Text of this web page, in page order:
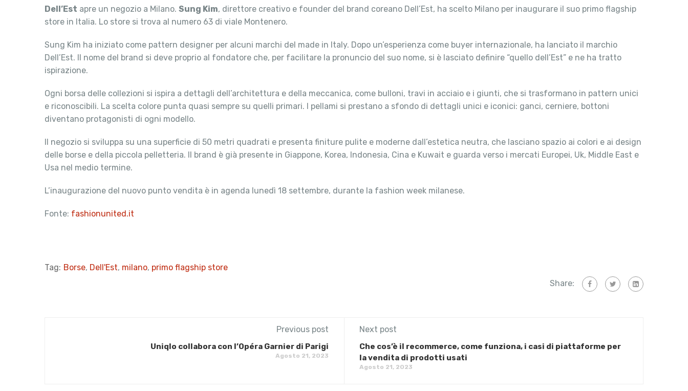
Dell’Est apre un negozio a Milano. Sung Kim, direttore creativo e founder del brand coreano Dell’Est, ha scelto Milano per inaugurare il suo primo flagship
store in Italia. Lo store si trova al numero 63 di viale Montenero.
Sung Kim ha iniziato come pattern designer per alcuni marchi del made in Italy. Dopo un’esperienza come buyer internazionale, ha lanciato il marchio
Dell’Est. Il nome del brand si deve proprio al fondatore che, per facilitare la pronuncio del suo nome, si è lasciato definire “quello dell’Est” e ne ha tratto
ispirazione.
Ogni borsa delle collezioni si ispira a dettagli dell’architettura e della meccanica, come bulloni, travi in acciaio e i giunti, che si trasformano in pattern unici
e riconoscibili. La scelta colore punta quasi sempre su quelli primari. I pellami si prestano a sfondo di dettagli unici e iconici: ganci, cerniere, bottoni
diventano protagonisti di ogni modello.
Il negozio si sviluppa su una superficie di 50 metri quadrati e presenta finiture pulite e moderne dall’estetica neutra, che lasciano spazio ai colori e ai design
delle borse e della piccola pelletteria. Il brand è già presente in Giappone, Korea, Indonesia, Cina e Kuwait e guarda verso i mercati Europei, Uk, Middle East e
Usa nel medio termine.
L’inaugurazione del nuovo punto vendita è in agenda lunedì 18 settembre, durante la fashion week milanese.
Fonte: fashionunited.it
Tag: Borse, Dell'Est, milano, primo flagship store
Share:
Previous post
Uniqlo collabora con l’Opéra Garnier di Parigi
Agosto 21, 2023
Next post
Che cos’è il recommerce, come funziona, i casi di piattaforme per
la vendita di prodotti usati
Agosto 21, 2023